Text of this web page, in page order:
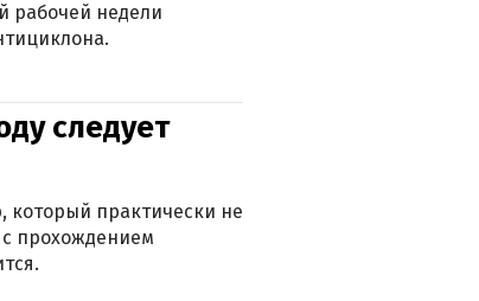
рабочей недели
следует
который практически не
с прохождением